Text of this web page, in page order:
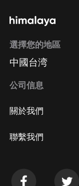
選擇您的地區
中國台湾
公司信息
關於我們
聯繫我們